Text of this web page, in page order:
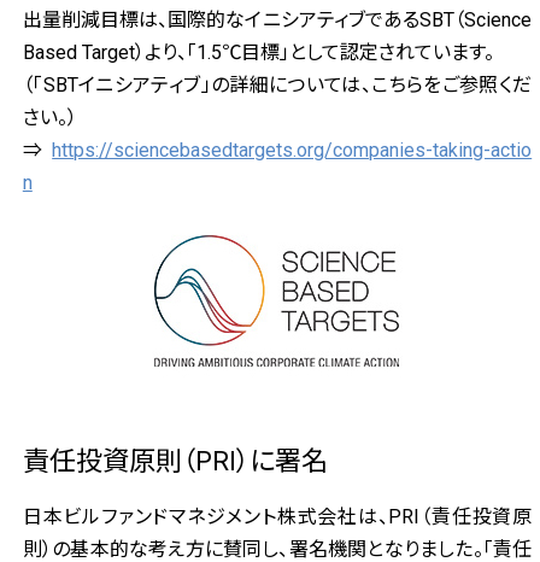
出量削減目標は、国際的なイニシアティブであるSBT（Science
Based Target）より、「1.5℃目標」として認定されています。
（「SBTイニシアティブ」の詳細については、こちらをご参照くだ
さい。）
⇒https://sciencebasedtargets.org/companies-taking-actio
n
責任投資原則（PRI）に署名
日本ビルファンドマネジメント株式会社は、PRI（責任投資原
則）の基本的な考え方に賛同し、署名機関となりました。「責任